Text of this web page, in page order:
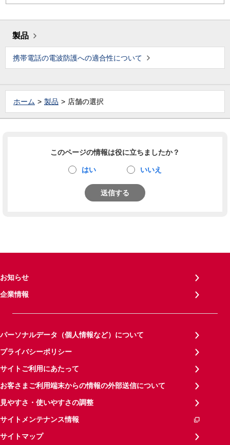
製品
携帯電話の電波防護への適合性について
ホーム 製品 店舗の選択
このページの情報は役に立ちましたか？
はい いいえ
送信する
お知らせ
企業情報
パーソナルデータ（個人情報など）について
プライバシーポリシー
サイトご利用にあたって
お客さまご利用端末からの情報の外部送信について
見やすさ・使いやすさの調整
サイトメンテナンス情報
サイトマップ